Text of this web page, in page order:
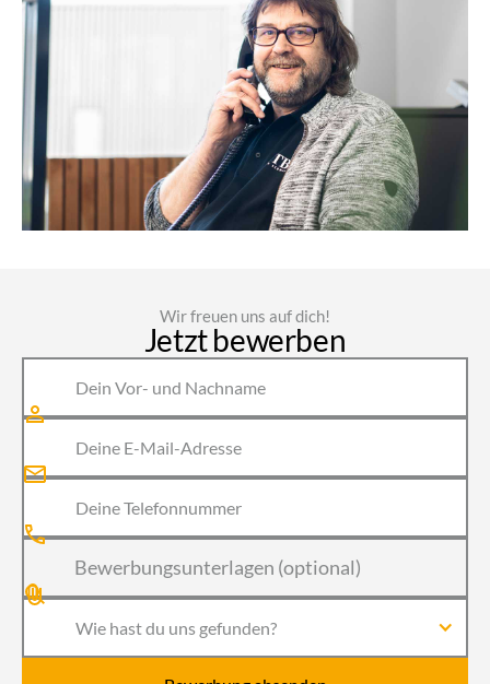
Wir freuen uns auf dich!
Jetztbewerben
Bewerbungsunterlagen (optional)
Wie hast du uns gefunden?